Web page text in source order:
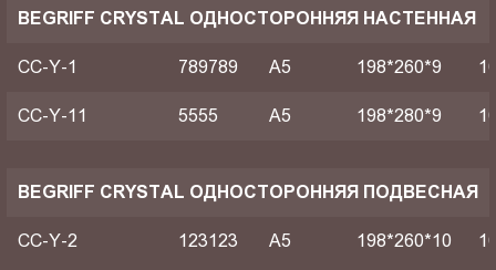
BEGRIFF CRYSTAL ОДНОСТОРОННЯЯ НАСТЕННАЯ
CC-Y-1 789789 A5 198*260*9
CC-Y-11 5555 A5 198*280*9
BEGRIFF CRYSTAL ОДНОСТОРОННЯЯ ПОДВЕСНАЯ
CC-Y-2 123123 A5 198*260*10